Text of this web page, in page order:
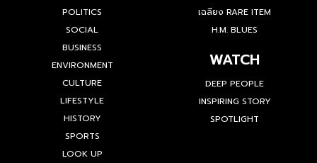
POLITICS
SOCIAL
BUSINESS
ENVIRONMENT
CULTURE
LIFESTYLE
HISTORY
SPORTS
LOOK UP
เฉลียง RARE ITEM
H.M. BLUES
WATCH
DEEP PEOPLE
INSPIRING STORY
SPOTLIGHT